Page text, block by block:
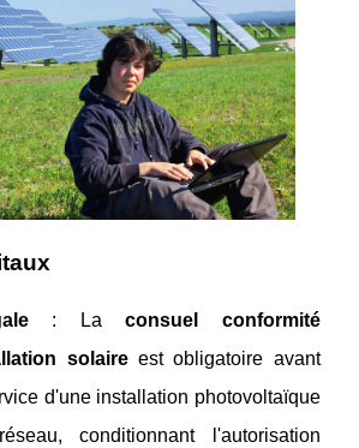
: Laconsuel conformité
solaireest obligatoire avant
d'une installation photovoltaïque
conditionnant l'autorisation